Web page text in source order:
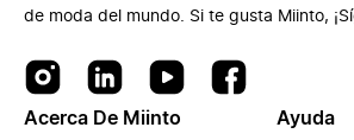
de moda del mundo. Si te gusta Miinto,
Acerca De Miinto Ayuda